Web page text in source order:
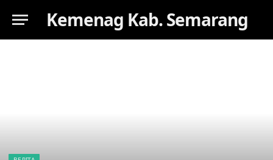
Kemenag Kab. Semarang